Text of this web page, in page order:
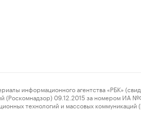
агентства «РБК»
09.12.2015 за номером ИА
технологий и массовых